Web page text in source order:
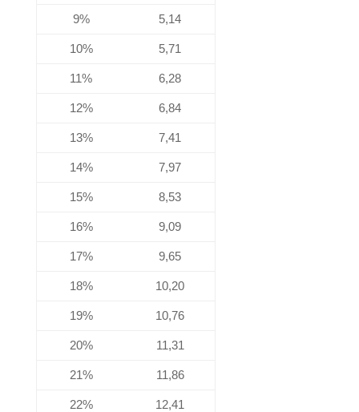
9% 5,14
10% 5,71
11% 6,28
12% 6,84
13% 7,41
14% 7,97
15% 8,53
16% 9,09
17% 9,65
18% 10,20
19% 10,76
20% 11,31
21% 11,86
22% 12,41